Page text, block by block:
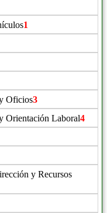
1
Oficios3
Orientación Laboral4
y Recursos